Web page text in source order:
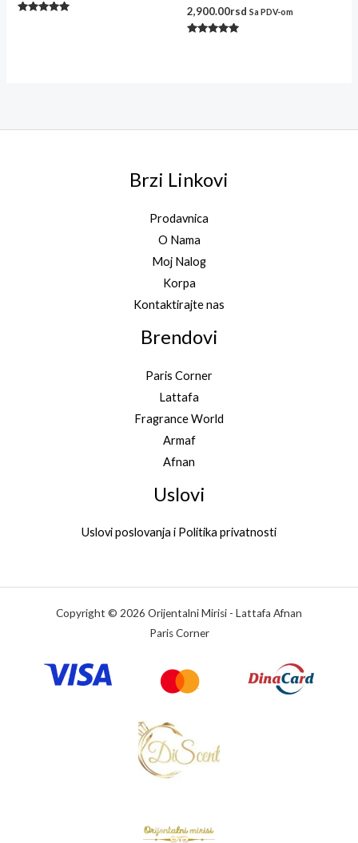
2,900.00rsd Sa PDV-om
Brzi Linkovi
Prodavnica
O Nama
Moj Nalog
Korpa
Kontaktirajte nas
Brendovi
Paris Corner
Lattafa
Fragrance World
Armaf
Afnan
Uslovi
Uslovi poslovanja i Politika privatnosti
Copyright © 2026 Orijentalni Mirisi - Lattafa Afnan
Paris Corner